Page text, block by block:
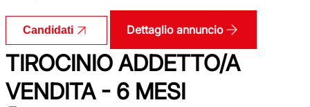
Candidati Dettaglio annuncio
TIROCINIO ADDETTO/A
VENDITA - 6 MESI